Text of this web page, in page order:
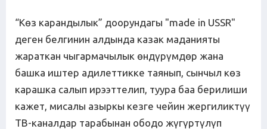
“Көз карандылык” доорундагы "made in USSR"
деген белгинин алдында казак маданияты
жараткан чыгармачылык өндүрүмдөр жана
башка иштер адилеттикке таянып, сынчыл көз
карашка салып ирээттелип, туура баа берилиши
кажет, мисалы азыркы кезге чейин жергиликтүү
ТВ-каналдар тарабынан ободо жүгүртүлүп